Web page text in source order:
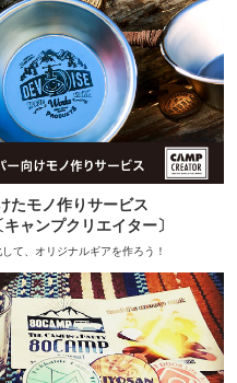
たモノ作りサービス
ャンプクリエイター〕
て、オリジナルギアを作ろう！